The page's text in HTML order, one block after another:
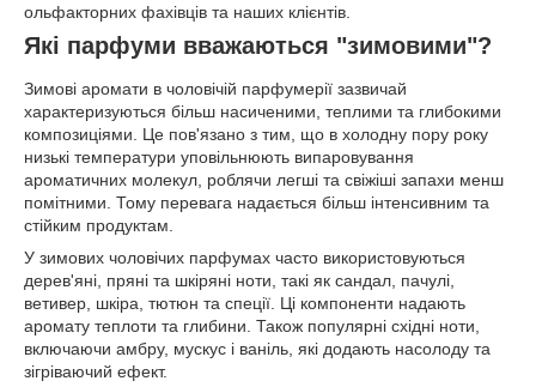
ольфакторних фахівців та наших клієнтів.
Які парфуми вважаються "зимовими"?
Зимові аромати в чоловічій парфумерії зазвичай
характеризуються більш насиченими, теплими та глибокими
композиціями. Це пов'язано з тим, що в холодну пору року
низькі температури уповільнюють випаровування
ароматичних молекул, роблячи легші та свіжіші запахи менш
помітними. Тому перевага надається більш інтенсивним та
стійким продуктам.
У зимових чоловічих парфумах часто використовуються
дерев'яні, пряні та шкіряні ноти, такі як сандал, пачулі,
ветивер, шкіра, тютюн та спеції. Ці компоненти надають
аромату теплоти та глибини. Також популярні східні ноти,
включаючи амбру, мускус і ваніль, які додають насолоду та
зігріваючий ефект.